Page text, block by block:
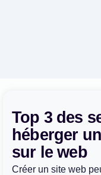
Top 3 des
héberger
sur le web
Créer un site web